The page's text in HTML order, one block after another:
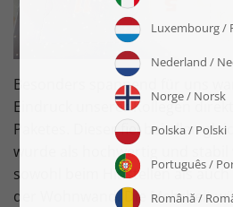
Besonders spannend für uns
Eindruck unserer Kollegen
Paketes. Dieser fiel bei allen
wurde als hochwertig und stabil
sowohl beim Hinstellen als auch
der Wohnwand. Die Mehrheit